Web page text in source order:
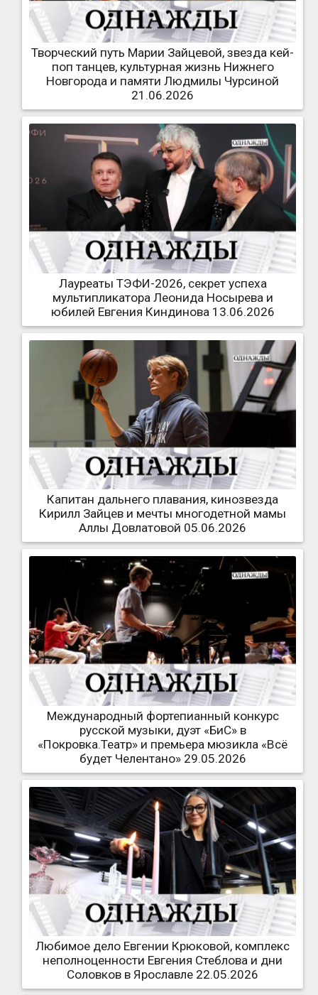
Творческий путь Марии Зайцевой, звезда кей-
поп танцев, культурная жизнь Нижнего
Новгорода и памяти Людмилы Чурсиной
21.06.2026
Лауреаты ТЭФИ-2026, секрет успеха
мультипликатора Леонида Носырева и
юбилей Евгения Киндинова 13.06.2026
Капитан дальнего плавания, кинозвезда
Кирилл Зайцев и мечты многодетной мамы
Аллы Довлатовой 05.06.2026
Международный фортепианный конкурс
русской музыки, дуэт «БиС» в
«Покровка.Театр» и премьера мюзикла «Всё
будет Челентано» 29.05.2026
Любимое дело Евгении Крюковой, комплекс
неполноценности Евгения Стеблова и дни
Соловков в Ярославле 22.05.2026